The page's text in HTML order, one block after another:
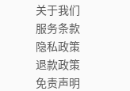
关于我们
服务条款
隐私政策
退款政策
免责声明